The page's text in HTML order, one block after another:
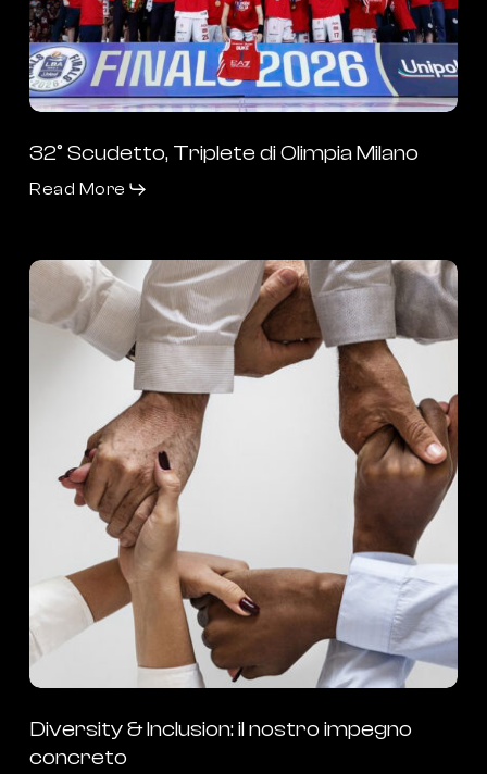
32° Scudetto, Triplete di Olimpia Milano
Read More
Diversity
Inclusion:
nostro
Diversity & Inclusion: il nostro impegno
concreto